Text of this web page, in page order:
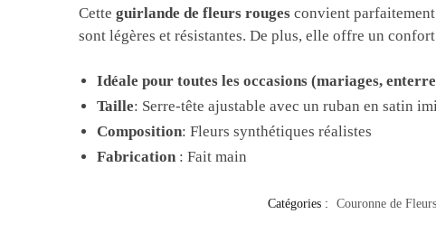
Cetteguirlande de fleurs rouges convient
sont légères et résistantes. De plus, elle offre un
Idéale pour toutes les occasions (mariages,
Taille: Serre-tête ajustable avec un ruban en satin
Composition: Fleurs synthétiques réalistes
Fabrication : Fait main
Catégories : Couronne de Fleurs